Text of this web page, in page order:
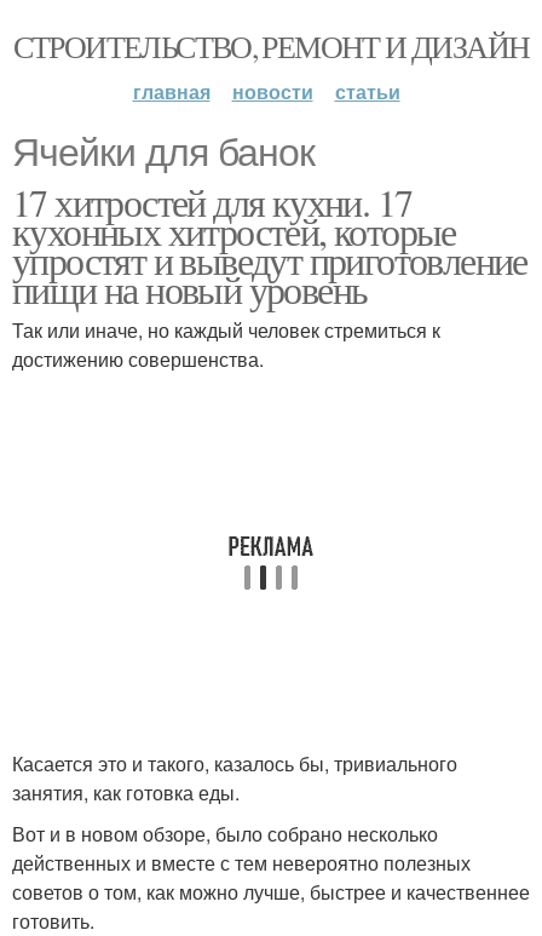
СТРОИТЕЛЬСТВО, РЕМОНТ И ДИЗАЙН
главная новости статьи
Ячейки для банок
17 хитростей для кухни. 17
кухонных хитростей, которые
упростят и выведут приготовление
пищи на новый уровень
Так или иначе, но каждый человек стремиться к
достижению совершенства.
Касается это и такого, казалось бы, тривиального
занятия, как готовка еды.
Вот и в новом обзоре, было собрано несколько
действенных и вместе с тем невероятно полезных
советов о том, как можно лучше, быстрее и качественнее
готовить.